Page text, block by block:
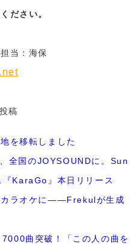
ださい。
当：海保
稿
を移転しました
全国のJOYSOUNDに。Sun
KaraGo』本日リリース
カラオケに――Frekulが生成
曲突破！「この人の曲を